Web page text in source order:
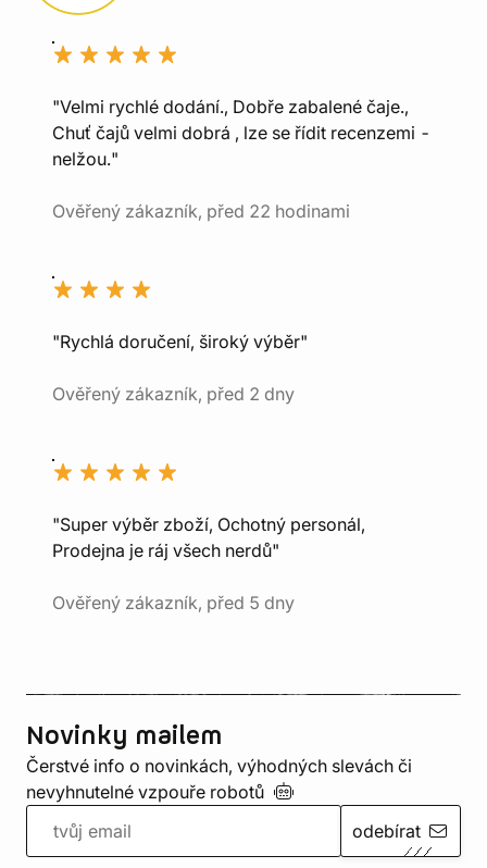
"Velmi rychlé dodání., Dobře zabalené čaje.,
Chuť čajů velmi dobrá , lze se řídit recenzemi -
nelžou."
Ověřený zákazník, před 22 hodinami
"Rychlá doručení, široký výběr"
Ověřený zákazník, před 2 dny
"Super výběr zboží, Ochotný personál,
Prodejna je ráj všech nerdů"
Ověřený zákazník, před 5 dny
Novinky mailem
Čerstvé info o novinkách, výhodných slevách či
nevyhnutelné vzpouře robotů
odebírat